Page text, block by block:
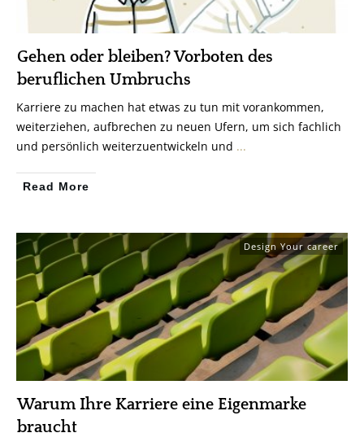
Gehen oder bleiben? Vorboten des
beruflichen Umbruchs
Karriere zu machen hat etwas zu tun mit vorankommen,
weiterziehen, aufbrechen zu neuen Ufern, um sich fachlich
und persönlich weiterzuentwickeln und ...
Read More
Design Your career
Warum Ihre Karriere eine Eigenmarke
braucht